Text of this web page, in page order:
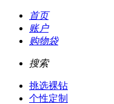
首页
账户
购物袋
搜索
挑选裸钻
个性定制